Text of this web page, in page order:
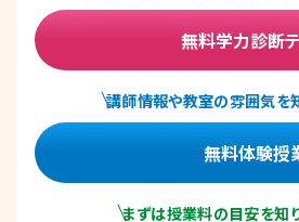
無料学力診断
講師情報や教室の雰囲気を
無料体験授
まずは授業料の目安を知